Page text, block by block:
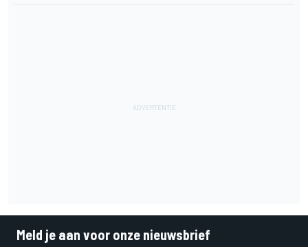
Meld je aan voor onze nieuwsbrief